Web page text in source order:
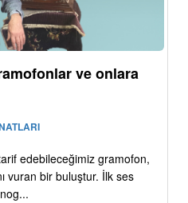
ve onlara
edebileceğimiz gramofon,
vuran bir buluştur. İlk ses